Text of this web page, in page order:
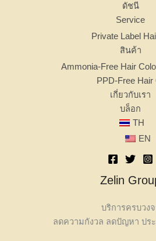
ดัชนี
Service
Private Label
สินค้า
Ammonia-Free Hair
PPD-Free Hair
เกี่ยวกับเรา
บล็อก
TH
EN
Zelin
บริการครบวง
ลดความกังวล ลดปัญหา ปร